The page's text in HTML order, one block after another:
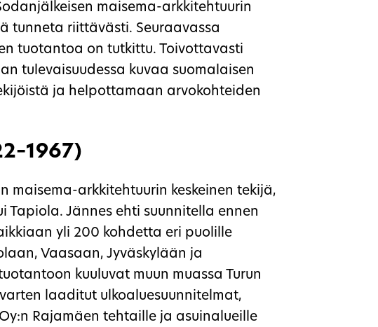
maisema-arkkitehtuurin
tunneta riittävästi. Seuraavassa
tuotantoa on tutkittu. Toivottavasti
tulevaisuudessa kuvaa suomalaisen
ja helpottamaan arvokohteiden
maisema-arkkitehtuurin keskeinen tekijä,
Tapiola. Jännes ehti suunnitella ennen
yli 200 kohdetta eri puolille
Vaasaan, Jyväskylään ja
kuuluvat muun muassa Turun
laaditut ulkoaluesuunnitelmat,
Rajamäen tehtaille ja asuinalueille